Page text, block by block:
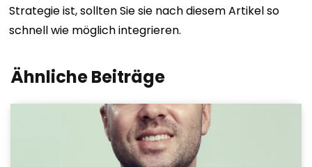
Strategie ist, sollten Sie sie nach diesem Artikel so
schnell wie möglich integrieren.
Ähnliche Beiträge